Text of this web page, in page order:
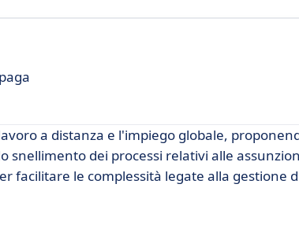
a distanza e l'impiego globale,
snellimento dei processi relativi alle
facilitare le complessità legate alla gestione